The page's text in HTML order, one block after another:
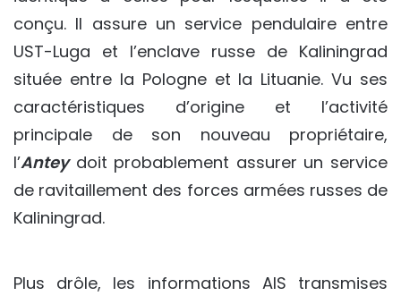
conçu. Il assure un service pendulaire entre
UST-Luga et l’enclave russe de Kaliningrad
située entre la Pologne et la Lituanie. Vu ses
caractéristiques d’origine et l’activité
principale de son nouveau propriétaire,
l’Anteydoit probablement assurer un service
de ravitaillement des forces armées russes de
Kaliningrad.
Plus drôle, les informations AIS transmises